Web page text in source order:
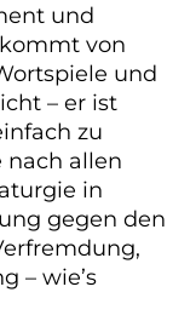
und
von
und
– er ist
zu
nach allen
in
gegen den
– wie’s